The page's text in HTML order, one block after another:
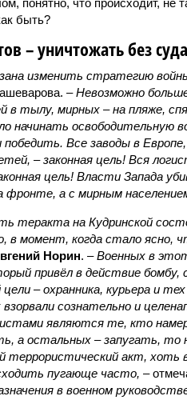
быть?
– уничтожать без
изменить стратегию
–Невозможно
в тылу, мирных – на пляже,
начинать освободительную
Все заводы в
– законная цель! Вся
цель! Власти Запада
фронте, а с мирным
теракта на Кудринской
в момент, когда стало ясно,
Норин. –Военных в
привёл в действие
цели – охранника, курьера и
взорвали сознательно и
являются те, кто
а остальных – запугать, то
террористический акт,
пугающе часто, –
в военном